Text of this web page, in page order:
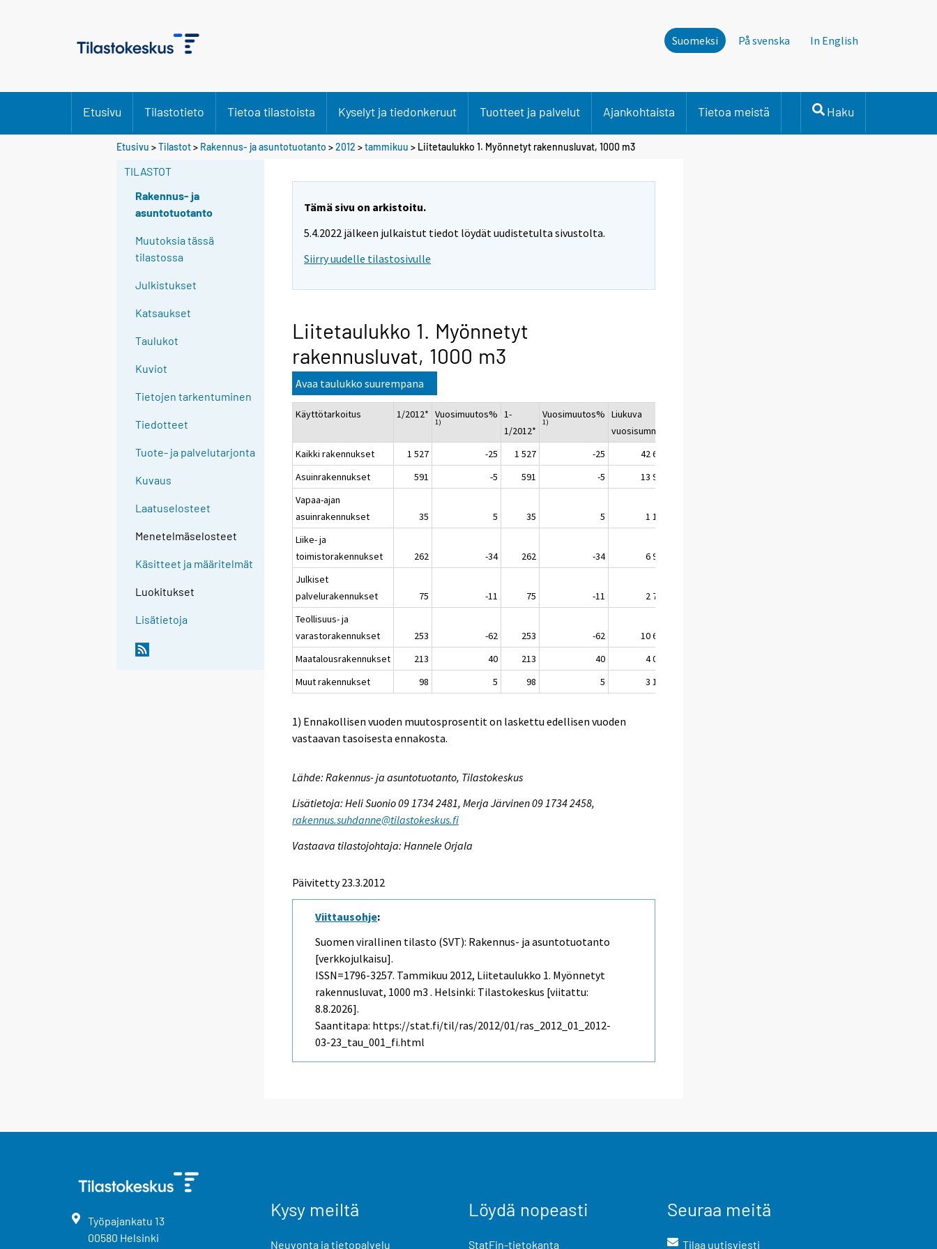
Suomeksi På svenska In English
Etusivu Tilastotieto Tietoa tilastoista Kyselyt ja tiedonkeruut Tuotteet ja palvelut Ajankohtaista Tietoa meistä Haku
Etusivu >Tilastot> Rakennus- ja asuntotuotanto >2012 >tammikuu > Liitetaulukko 1. Myönnetyt rakennusluvat, 1000 m3
TILASTOT
Rakennus- ja
asuntotuotanto
Muutoksia tässä
tilastossa
Julkistukset
Katsaukset
Taulukot
Kuviot
Tietojen tarkentuminen
Tiedotteet
Tuote- ja palvelutarjonta
Kuvaus
Laatuselosteet
Menetelmäselosteet
Käsitteet ja määritelmät
Luokitukset
Lisätietoja
Tämä sivu on arkistoitu.
5.4.2022 jälkeen julkaistut tiedot löydät uudistetulta sivustolta.
Siirry uudelle tilastosivulle
Liitetaulukko 1. Myönnetyt
rakennusluvat, 1000 m3
Avaa taulukko suurempana
Käyttötarkoitus 1/2012* Vuosimuutos%
1)
1-
1/2012*
Vuosimuutos%
1)
Liukuva
vuosisumma*
Kaikki rakennukset 1 527 -25 1 527 -25 42 652
Asuinrakennukset
591 -5 591 -5 13 935
Vapaa-ajan
asuinrakennukset
35 5 35 5 1 121
Liike- ja
toimistorakennukset
262 -34 262 -34 6 992
Julkiset
palvelurakennukset
75 -11 75 -11 2 716
Teollisuus- ja
varastorakennukset
253 -62 253 -62 10 634
Maatalousrakennukset
213 40 213 40 4 077
Muut rakennukset
98 5 98 5 3 178
1) Ennakollisen vuoden muutosprosentit on laskettu edellisen vuoden
vastaavan tasoisesta ennakosta.
Lähde: Rakennus- ja asuntotuotanto, Tilastokeskus
Lisätietoja: Heli Suonio 09 1734 2481, Merja Järvinen 09 1734 2458,
rakennus.suhdanne@tilastokeskus.fi
Vastaava tilastojohtaja: Hannele Orjala
Päivitetty 23.3.2012
Viittausohje:
Suomen virallinen tilasto (SVT): Rakennus- ja asuntotuotanto
[verkkojulkaisu].
ISSN=1796-3257. Tammikuu 2012, Liitetaulukko 1. Myönnetyt
rakennusluvat, 1000 m3 . Helsinki: Tilastokeskus [viitattu:
8.8.2026].
Saantitapa: https://stat.fi/til/ras/2012/01/ras_2012_01_2012-
03-23_tau_001_fi.html
Työpajankatu 13
00580 Helsinki
Kysy meiltä
Neuvonta ja tietopalvelu
Löydä nopeasti
StatFin-tietokanta
Seuraa meitä
Tilaa uutisviesti